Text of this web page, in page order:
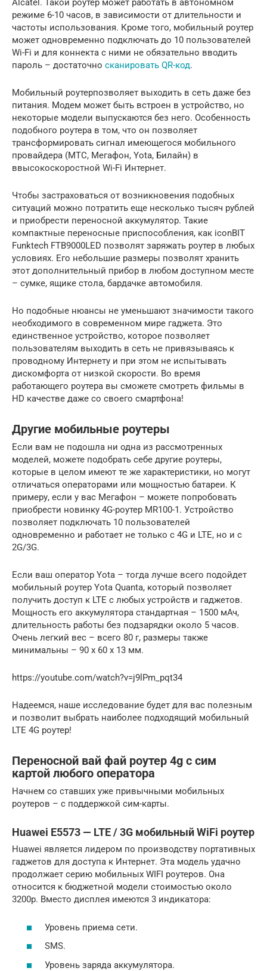
Alcatel. Такой роутер может работать в автономном
режиме 6-10 часов, в зависимости от длительности и
частоты использования. Кроме того, мобильный роутер
может одновременно подключать до 10 пользователей
Wi-Fi и для коннекта с ними не обязательно вводить
пароль – достаточно сканировать QR-код.
Мобильный роутерпозволяет выходить в сеть даже без
питания. Модем может быть встроен в устройство, но
некоторые модели выпускаются без него. Особенность
подобного роутера в том, что он позволяет
трансформировать сигнал имеющегося мобильного
провайдера (МТС, Мегафон, Yota, Билайн) в
ввысокоскоростной Wi-Fi Интернет.
Чтобы застраховаться от возникновения подобных
ситуаций можно потратить еще несколько тысяч рублей
и приобрести переносной аккумулятор. Такие
компактные переносные приспособления, как iconBIT
Funktech FTB9000LED позволят заряжать роутер в любых
условиях. Его небольшие размеры позволят хранить
этот дополнительный прибор в любом доступном месте
– сумке, ящике стола, бардачке автомобиля.
Но подобные нюансы не уменьшают значимости такого
необходимого в современном мире гаджета. Это
единственное устройство, которое позволяет
пользователям выходить в сеть не привязываясь к
проводному Интернету и при этом не испытывать
дискомфорта от низкой скорости. Во время
работающего роутера вы сможете смотреть фильмы в
HD качестве даже со своего смартфона!
Другие мобильные роутеры
Если вам не подошла ни одна из рассмотренных
моделей, можете подобрать себе другие роутеры,
которые в целом имеют те же характеристики, но могут
отличаться операторами или мощностью батареи. К
примеру, если у вас Мегафон – можете попробовать
приобрести новинку 4G-роутер MR100-1. Устройство
позволяет подключать 10 пользователей
одновременно и работает не только с 4G и LTE, но и с
2G/3G.
Если ваш оператор Yota – тогда лучше всего подойдет
мобильный роутер Yota Quanta, который позволяет
получить доступ к LTE с любых устройств и гаджетов.
Мощность его аккумулятора стандартная – 1500 мАч,
длительность работы без подзарядки около 5 часов.
Очень легкий вес – всего 80 г, размеры также
минимальны – 90 x 60 x 13 мм.
https://youtube.com/watch?v=j9lPm_pqt34
Надеемся, наше исследование будет для вас полезным
и позволит выбрать наиболее подходящий мобильный
LTE 4G роутер!
Переносной вай фай роутер 4g с сим
картой любого оператора
Начнем со ставших уже привычными мобильных
роутеров – с поддержкой сим-карты.
Huawei E5573 — LTE / 3G мобильный WiFi роутер
Huawei является лидером по производству портативных
гаджетов для доступа к Интернет. Эта модель удачно
продолжает серию мобильных WIFI роутеров. Она
относится к бюджетной модели стоимостью около
3200р. Вместо дисплея имеются 3 индикатора:
Уровень приема сети.
SMS.
Уровень заряда аккумулятора.